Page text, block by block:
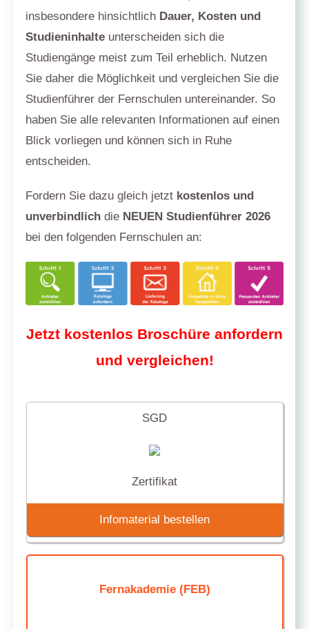
insbesondere hinsichtlich Dauer, Kosten und
Studieninhalte unterscheiden sich die
Studiengänge meist zum Teil erheblich. Nutzen
Sie daher die Möglichkeit und vergleichen Sie die
Studienführer der Fernschulen untereinander. So
haben Sie alle relevanten Informationen auf einen
Blick vorliegen und können sich in Ruhe
entscheiden.
Fordern Sie dazu gleich jetzt kostenlos und
unverbindlich die NEUEN Studienführer 2026
bei den folgenden Fernschulen an:
Jetzt kostenlos Broschüre anfordern
und vergleichen!
SGD
Zertifikat
Infomaterial bestellen
Fernakademie (FEB)